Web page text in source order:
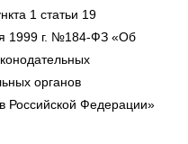
1 статьи 19
1999 г. №184-ФЗ «Об
органов
Российской Федерации»